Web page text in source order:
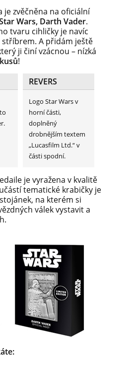
je zvěčněna na oficiální
Wars, Darth Vader.
tvaru cihličky je navíc
A přidám ještě
ji činí vzácnou – nízká
!
REVERS
Logo Star Wars v
horní části,
doplněný
drobnějším textem
„Lucasfilm Ltd.“ v
části spodní.
je vyražena v kvalitě
tematické krabičky je
na kterém si
válek vystavit a